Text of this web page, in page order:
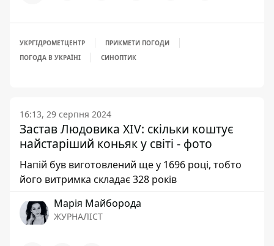
УКРГІДРОМЕТЦЕНТР
ПРИКМЕТИ ПОГОДИ
ПОГОДА В УКРАЇНІ
СИНОПТИК
16:13, 29 серпня 2024
Застав Людовика XIV: скільки коштує
найстаріший коньяк у світі - фото
Напій був виготовлений ще у 1696 році, тобто
його витримка складає 328 років
Марія Майборода
ЖУРНАЛІСТ